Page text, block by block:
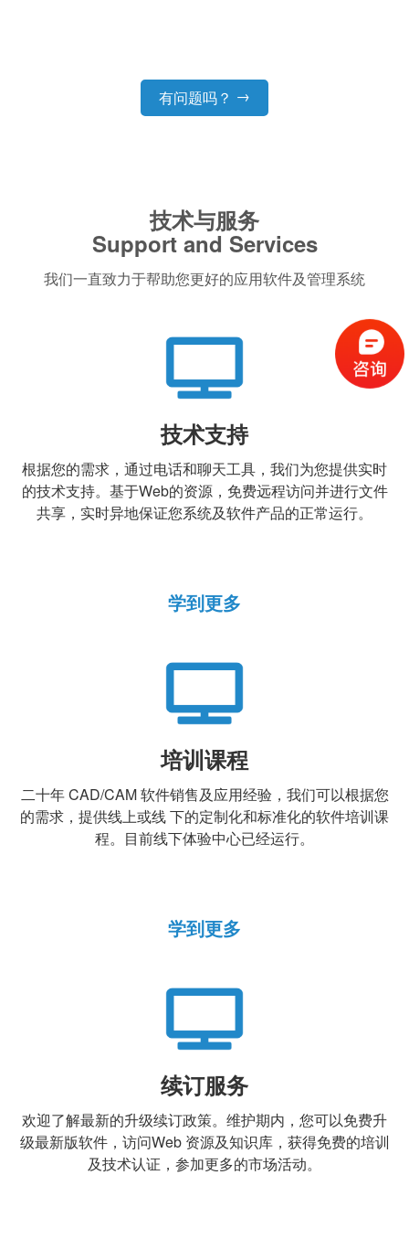
有问题吗？ →
技术与服务
Support and Services
我们一直致力于帮助您更好的应用软件及管理系统
技术支持
根据您的需求，通过电话和聊天工具，我们为您提供实时
的技术支持。基于Web的资源，免费远程访问并进行文件
共享，实时异地保证您系统及软件产品的正常运行。
学到更多
培训课程
二十年 CAD/CAM 软件销售及应用经验，我们可以根据您
的需求，提供线上或线 下的定制化和标准化的软件培训课
程。目前线下体验中心已经运行。
学到更多
续订服务
欢迎了解最新的升级续订政策。维护期内，您可以免费升
级最新版软件，访问Web 资源及知识库，获得免费的培训
及技术认证，参加更多的市场活动。